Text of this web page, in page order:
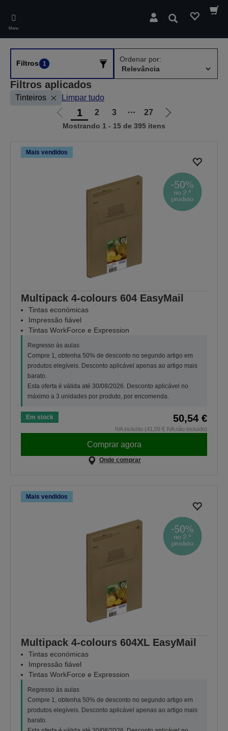
main
content
Menu
Pesquisar
Filtros 1
Ordenar por:
Filtros aplicados
Tinteiros Limpar tudo
Ir
para
página
1 2 3 ⋯ 27
Ir
Mostrando 1 - 15 de 395 itens
Mais vendidos
Multipack 4-colours 604 EasyMail
Tintas económicas
Impressão fiável
Tintas WorkForce e Expression
Regresso às aulas
Compre 1, obtenha 50% de desconto no segundo artigo em
produtos elegíveis. Desconto aplicável apenas ao artigo mais
barato.
Esta oferta é válida até 30/08/2026. Desconto aplicável no
máximo a 3 unidades por produto, por encomenda.
Em stock 50,54 €
IVA incluído (41,09 € IVA não incluído)
Comprar agora
Onde comprar
Mais vendidos
Multipack 4-colours 604XL EasyMail
Tintas económicas
Impressão fiável
Tintas WorkForce e Expression
Regresso às aulas
Compre 1, obtenha 50% de desconto no segundo artigo em
produtos elegíveis. Desconto aplicável apenas ao artigo mais
barato.